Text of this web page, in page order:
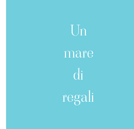
Un
mare
di
regali